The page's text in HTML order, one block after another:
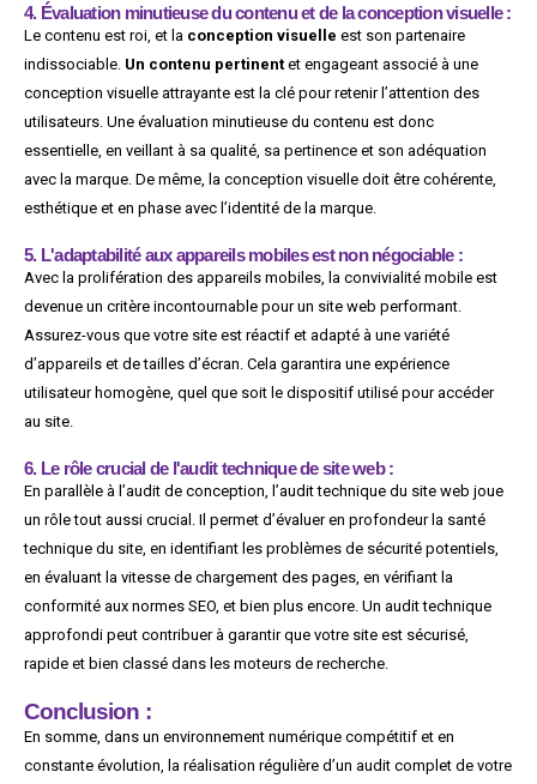
4. Évaluation minutieuse du contenu et de la conception visuelle :
Le contenu est roi, et la conception visuelle est son partenaire
indissociable. Un contenu pertinent et engageant associé à une
conception visuelle attrayante est la clé pour retenir l’attention des
utilisateurs. Une évaluation minutieuse du contenu est donc
essentielle, en veillant à sa qualité, sa pertinence et son adéquation
avec la marque. De même, la conception visuelle doit être cohérente,
esthétique et en phase avec l’identité de la marque.
5. L'adaptabilité aux appareils mobiles est non négociable :
Avec la prolifération des appareils mobiles, la convivialité mobile est
devenue un critère incontournable pour un site web performant.
Assurez-vous que votre site est réactif et adapté à une variété
d’appareils et de tailles d’écran. Cela garantira une expérience
utilisateur homogène, quel que soit le dispositif utilisé pour accéder
au site.
6. Le rôle crucial de l'audit technique de site web :
En parallèle à l’audit de conception, l’audit technique du site web joue
un rôle tout aussi crucial. Il permet d’évaluer en profondeur la santé
technique du site, en identifiant les problèmes de sécurité potentiels,
en évaluant la vitesse de chargement des pages, en vérifiant la
conformité aux normes SEO, et bien plus encore. Un audit technique
approfondi peut contribuer à garantir que votre site est sécurisé,
rapide et bien classé dans les moteurs de recherche.
Conclusion :
En somme, dans un environnement numérique compétitif et en
constante évolution, la réalisation régulière d’un audit complet de votre